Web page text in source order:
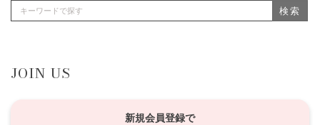
検索
JOIN US
新規会員登録で